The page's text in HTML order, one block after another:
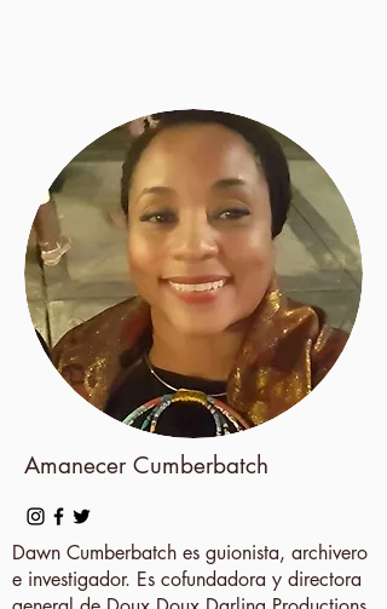
Amanecer Cumberbatch
Dawn Cumberbatch es guionista, archivero
e investigador. Es cofundadora y directora